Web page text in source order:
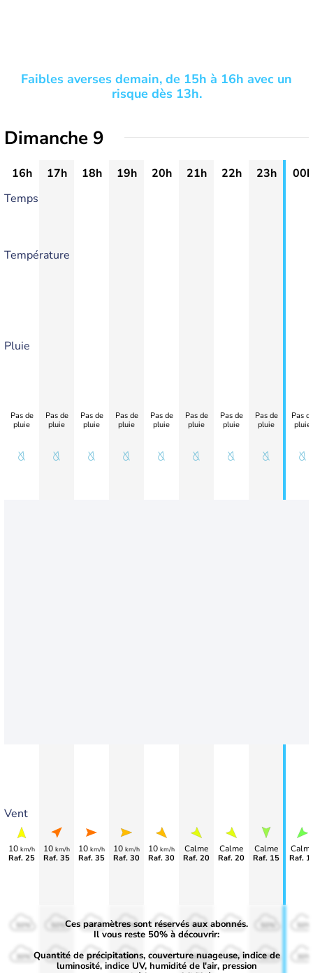
Faibles averses demain, de 15h à 16h avec un
risque dès 13h.
Dimanche 9
16h 17h 18h 19h 20h 21h 22h 23h
00h
Temps
Température
Pluie
Vent
Pas de
pluie
10 km/h
Raf. 25
Pas de
pluie
10 km/h
Raf. 35
Pas de
pluie
10 km/h
Raf. 35
Pas de
pluie
10 km/h
Raf. 30
Pas de
pluie
10 km/h
Raf. 30
Pas de
pluie
Calme
Raf. 20
Pas de
pluie
Calme
Raf. 20
Pas de
pluie
Calme
Raf. 15
Pas
pluie
Raf.
50%
30%
50%
30%
50%
30%
50%
30%
50%
30%
50%
30%
50%
30% 30% 30%
Ces paramètres sont réservés aux abonnés.
Il vous reste 50% à découvrir:
Quantité de précipitations, couverture nuageuse, indice de
luminosité, indice UV, humidité de l'air, pression